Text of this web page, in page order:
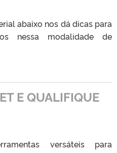
abaixo nos dá dicas para
nessa modalidade de
E QUALIFIQUE
versáteis para